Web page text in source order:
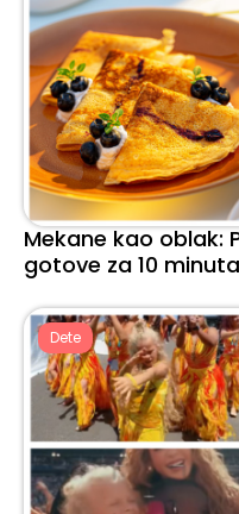
Mekane kao oblak:
gotove za 10 minuta
Dete